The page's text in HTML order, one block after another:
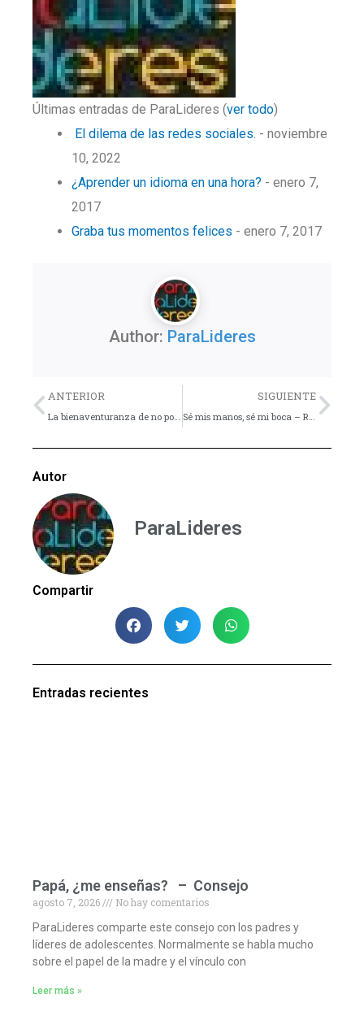
Últimas entradas de ParaLideres (ver todo)
El dilema de las redes sociales. - noviembre
10, 2022
¿Aprender un idioma en una hora? - enero 7,
2017
Graba tus momentos felices - enero 7, 2017
Author: ParaLideres
Previo
ANTERIOR
La bienaventuranza de no poseer nada
SIGUIENTE
Sé mis manos, sé mi boca – Reflexión
Autor
ParaLideres
Compartir
Entradas recientes
Papá, ¿me enseñas? – Consejo
agosto 7, 2026
No hay comentarios
ParaLideres comparte este consejo con los padres y
líderes de adolescentes. Normalmente se habla mucho
sobre el papel de la madre y el vínculo con
Leer más »